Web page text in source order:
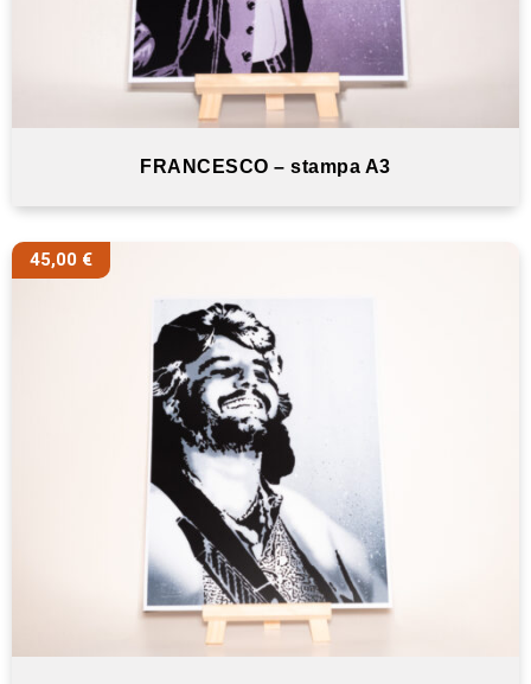
FRANCESCO – stampa A3
45,00 €